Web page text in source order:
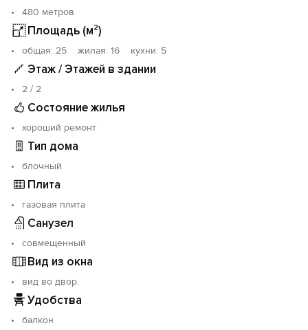
480 метров
Площадь (м²)
oбщая: 25 жилая: 16 кухни: 5
Этаж / Этажей в здании
2 / 2
Состояние жилья
хороший ремонт
Тип дома
блочный
Плита
газовая плита
Санузел
совмещенный
Вид из окна
вид во двор.
Удобства
балкон